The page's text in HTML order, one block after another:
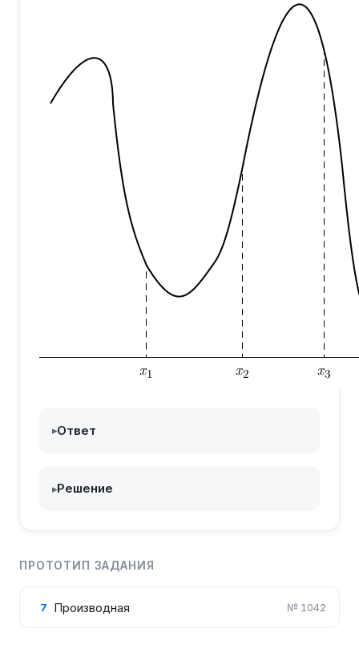
▸Ответ
▸Решение
ПРОТОТИП ЗАДАНИЯ
7 Производная № 1042